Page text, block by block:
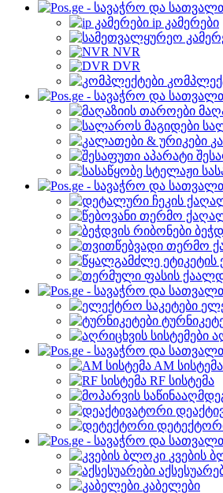
ip კამერები
NVR
DVR
AM სისტემა
RF სისტემა
კვების
კაბელები